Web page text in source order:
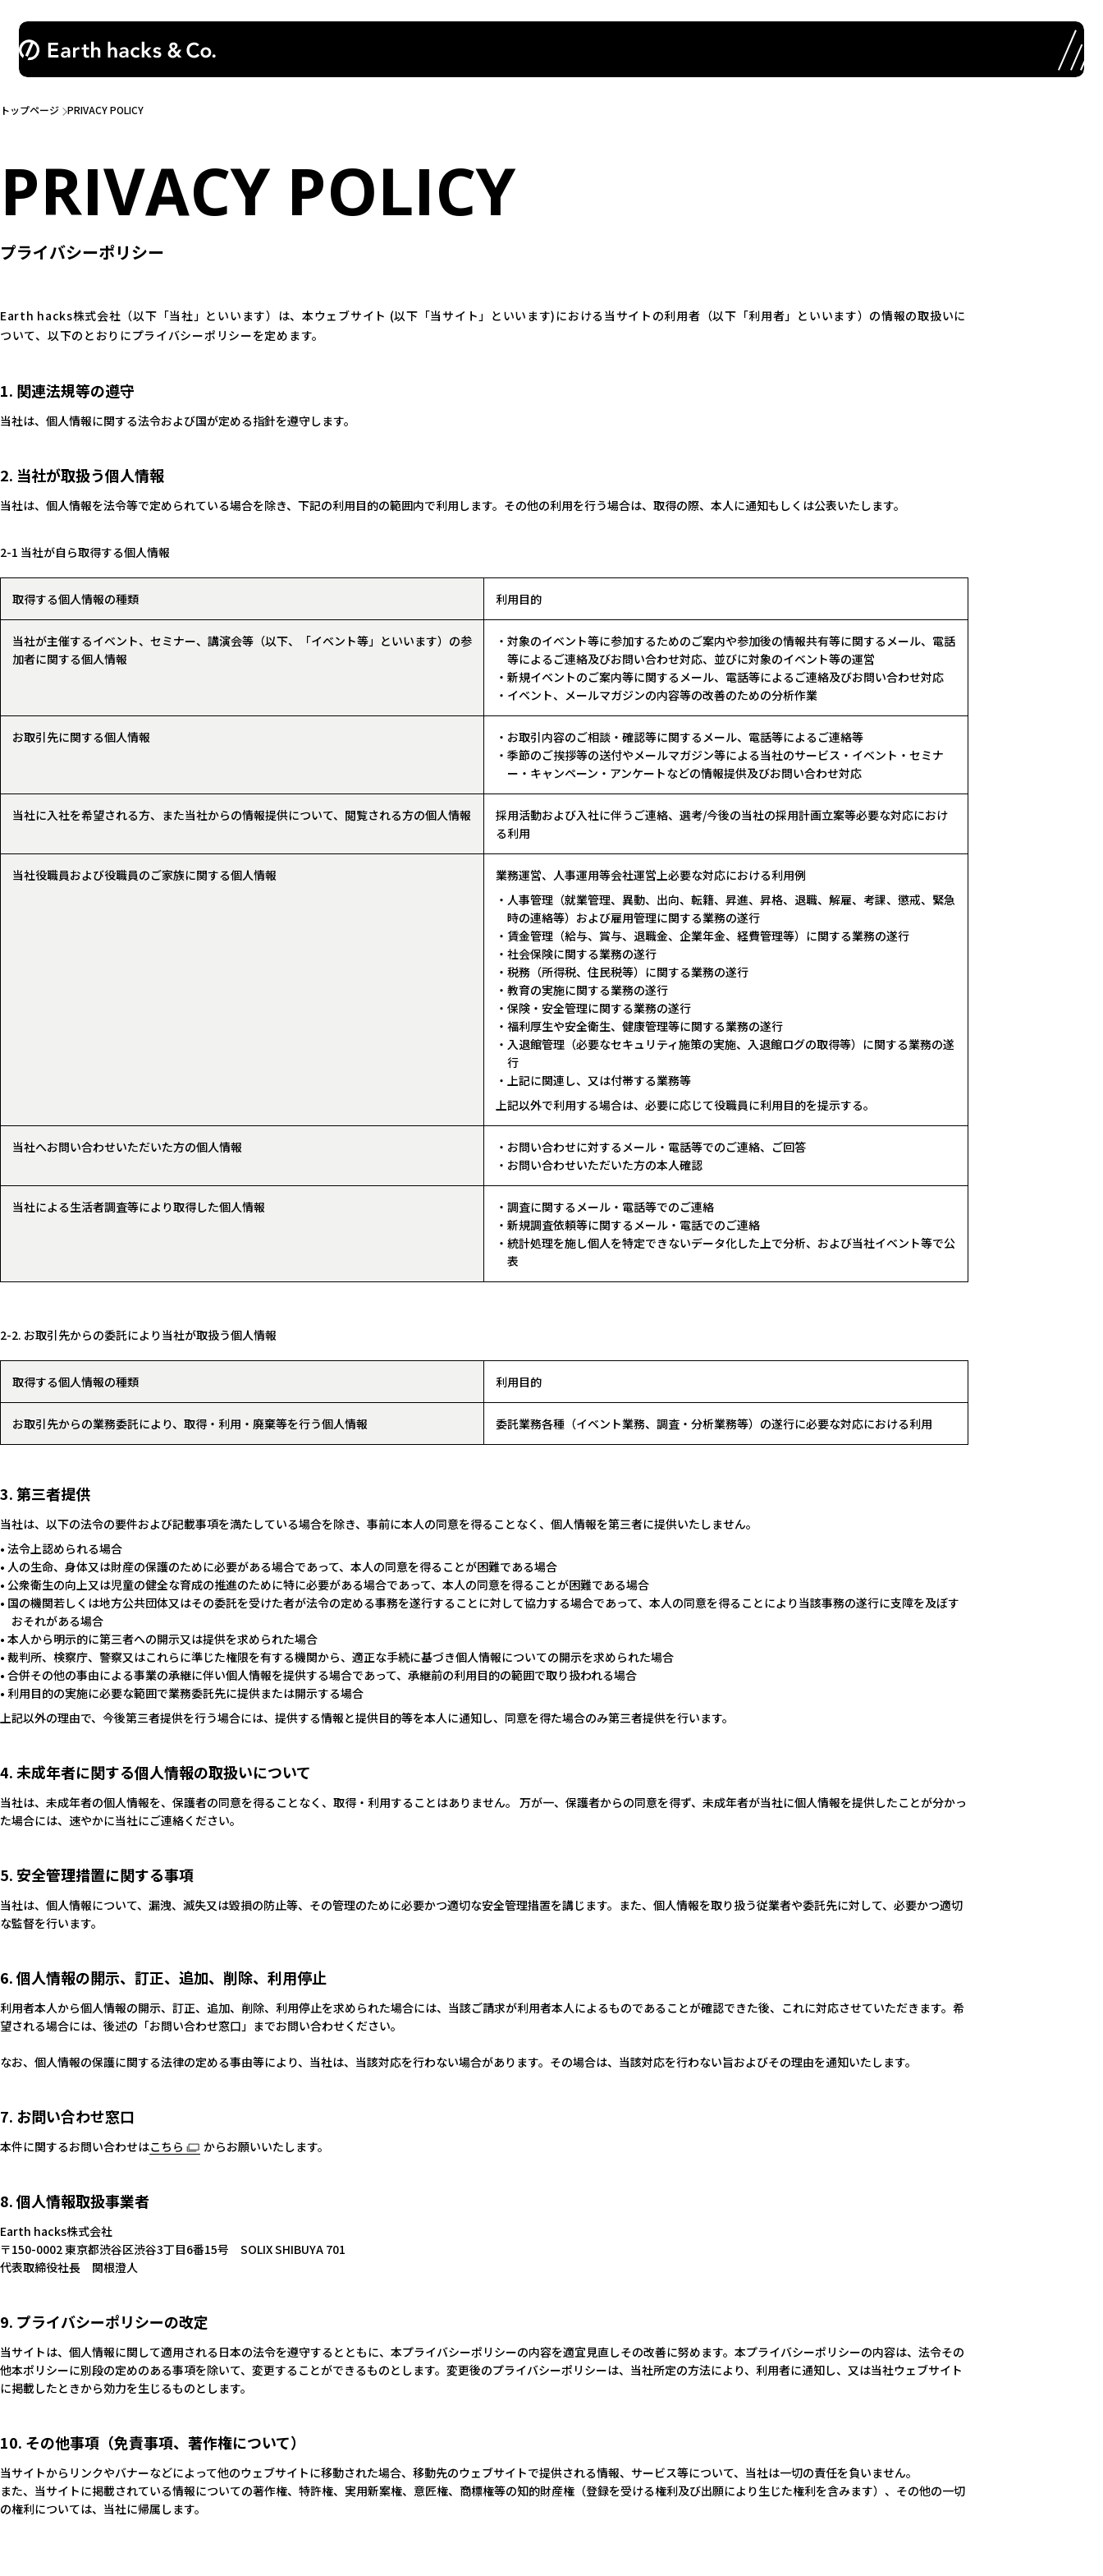
トップページ PRIVACY POLICY
PRIVACY POLICY
プライバシーポリシー
Earth hacks株式会社（以下「当社」といいます）は、本ウェブサイト (以下「当サイト」といいます)における当サイトの利用者（以下「利用者」といいます）の情報の取扱いに
ついて、以下のとおりにプライバシーポリシーを定めます。
1. 関連法規等の遵守
当社は、個人情報に関する法令および国が定める指針を遵守します。
2. 当社が取扱う個人情報
当社は、個人情報を法令等で定められている場合を除き、下記の利用目的の範囲内で利用します。その他の利用を行う場合は、取得の際、本人に通知もしくは公表いたします。
2-1 当社が自ら取得する個人情報
取得する個人情報の種類 利用目的
当社が主催するイベント、セミナー、講演会等（以下、「イベント等」といいます）の参
加者に関する個人情報
・対象のイベント等に参加するためのご案内や参加後の情報共有等に関するメール、電話
等によるご連絡及びお問い合わせ対応、並びに対象のイベント等の運営
・新規イベントのご案内等に関するメール、電話等によるご連絡及びお問い合わせ対応
・イベント、メールマガジンの内容等の改善のための分析作業
お取引先に関する個人情報
・お取引内容のご相談・確認等に関するメール、電話等によるご連絡等
・季節のご挨拶等の送付やメールマガジン等による当社のサービス・イベント・セミナ
ー・キャンペーン・アンケートなどの情報提供及びお問い合わせ対応
当社に入社を希望される方、また当社からの情報提供について、閲覧される方の個人情報
採用活動および入社に伴うご連絡、選考/今後の当社の採用計画立案等必要な対応におけ
る利用
当社役職員および役職員のご家族に関する個人情報
業務運営、人事運用等会社運営上必要な対応における利用例
・人事管理（就業管理、異動、出向、転籍、昇進、昇格、退職、解雇、考課、懲戒、緊急
時の連絡等）および雇用管理に関する業務の遂行
・賃金管理（給与、賞与、退職金、企業年金、経費管理等）に関する業務の遂行
・社会保険に関する業務の遂行
・税務（所得税、住民税等）に関する業務の遂行
・教育の実施に関する業務の遂行
・保険・安全管理に関する業務の遂行
・福利厚生や安全衛生、健康管理等に関する業務の遂行
・入退館管理（必要なセキュリティ施策の実施、入退館ログの取得等）に関する業務の遂
行
・上記に関連し、又は付帯する業務等
上記以外で利用する場合は、必要に応じて役職員に利用目的を提示する。
当社へお問い合わせいただいた方の個人情報
・お問い合わせに対するメール・電話等でのご連絡、ご回答
・お問い合わせいただいた方の本人確認
当社による生活者調査等により取得した個人情報
・調査に関するメール・電話等でのご連絡
・新規調査依頼等に関するメール・電話でのご連絡
・統計処理を施し個人を特定できないデータ化した上で分析、および当社イベント等で公
表
2-2. お取引先からの委託により当社が取扱う個人情報
取得する個人情報の種類 利用目的
お取引先からの業務委託により、取得・利用・廃棄等を行う個人情報 委託業務各種（イベント業務、調査・分析業務等）の遂行に必要な対応における利用
3. 第三者提供
当社は、以下の法令の要件および記載事項を満たしている場合を除き、事前に本人の同意を得ることなく、個人情報を第三者に提供いたしません。
• 法令上認められる場合
• 人の生命、身体又は財産の保護のために必要がある場合であって、本人の同意を得ることが困難である場合
• 公衆衛生の向上又は児童の健全な育成の推進のために特に必要がある場合であって、本人の同意を得ることが困難である場合
• 国の機関若しくは地方公共団体又はその委託を受けた者が法令の定める事務を遂行することに対して協力する場合であって、本人の同意を得ることにより当該事務の遂行に支障を及ぼす
おそれがある場合
• 本人から明示的に第三者への開示又は提供を求められた場合
• 裁判所、検察庁、警察又はこれらに準じた権限を有する機関から、適正な手続に基づき個人情報についての開示を求められた場合
• 合併その他の事由による事業の承継に伴い個人情報を提供する場合であって、承継前の利用目的の範囲で取り扱われる場合
• 利用目的の実施に必要な範囲で業務委託先に提供または開示する場合
上記以外の理由で、今後第三者提供を行う場合には、提供する情報と提供目的等を本人に通知し、同意を得た場合のみ第三者提供を行います。
4. 未成年者に関する個人情報の取扱いについて
当社は、未成年者の個人情報を、保護者の同意を得ることなく、取得・利用することはありません。 万が一、保護者からの同意を得ず、未成年者が当社に個人情報を提供したことが分かっ
た場合には、速やかに当社にご連絡ください。
5. 安全管理措置に関する事項
当社は、個人情報について、漏洩、滅失又は毀損の防止等、その管理のために必要かつ適切な安全管理措置を講じます。また、個人情報を取り扱う従業者や委託先に対して、必要かつ適切
な監督を行います。
6. 個人情報の開示、訂正、追加、削除、利用停止
利用者本人から個人情報の開示、訂正、追加、削除、利用停止を求められた場合には、当該ご請求が利用者本人によるものであることが確認できた後、これに対応させていただきます。希
望される場合には、後述の「お問い合わせ窓口」までお問い合わせください。
なお、個人情報の保護に関する法律の定める事由等により、当社は、当該対応を行わない場合があります。その場合は、当該対応を行わない旨およびその理由を通知いたします。
7. お問い合わせ窓口
本件に関するお問い合わせはこちら からお願いいたします。
8. 個人情報取扱事業者
Earth hacks株式会社
〒150-0002 東京都渋谷区渋谷3丁目6番15号 SOLIX SHIBUYA 701
代表取締役社長 関根澄人
9. プライバシーポリシーの改定
当サイトは、個人情報に関して適用される日本の法令を遵守するとともに、本プライバシーポリシーの内容を適宜見直しその改善に努めます。本プライバシーポリシーの内容は、法令その
他本ポリシーに別段の定めのある事項を除いて、変更することができるものとします。変更後のプライバシーポリシーは、当社所定の方法により、利用者に通知し、又は当社ウェブサイト
に掲載したときから効力を生じるものとします。
10. その他事項（免責事項、著作権について）
当サイトからリンクやバナーなどによって他のウェブサイトに移動された場合、移動先のウェブサイトで提供される情報、サービス等について、当社は一切の責任を負いません。
また、当サイトに掲載されている情報についての著作権、特許権、実用新案権、意匠権、商標権等の知的財産権（登録を受ける権利及び出願により生じた権利を含みます）、その他の一切
の権利については、当社に帰属します。